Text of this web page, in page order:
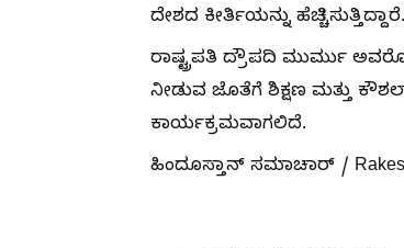
ದೇಶದ ಕೀರ್ತಿಯನ್ನು ಹೆಚ್ಚಿಸುತ್ತಿದ್ದಾರೆ.
ರಾಷ್ಟ್ರಪತಿ ದ್ರೌಪದಿ ಮುರ್ಮು
ನೀಡುವ ಜೊತೆಗೆ ಶಿಕ್ಷಣ ಮತ್ತು
ಕಾರ್ಯಕ್ರಮವಾಗಲಿದೆ.
ಹಿಂದೂಸ್ತಾನ್ ಸಮಾಚಾರ್ /